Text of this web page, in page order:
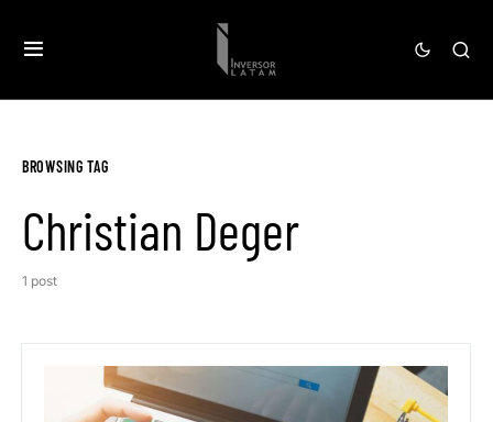
BROWSING TAG
Christian Deger
1 post